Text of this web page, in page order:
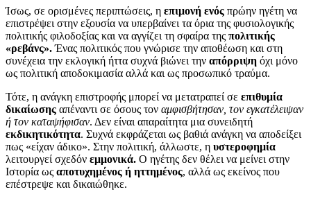
Ίσως, σε ορισμένες περιπτώσεις, η επιμονή ενός πρώην ηγέτη να
επιστρέψει στην εξουσία να υπερβαίνει τα όρια της φυσιολογικής
πολιτικής φιλοδοξίας και να αγγίζει τη σφαίρα της πολιτικής
«ρεβάνς».Ένας πολιτικός που γνώρισε την αποθέωση και στη
συνέχεια την εκλογική ήττα συχνά βιώνει την απόρριψη όχι μόνο
ως πολιτική αποδοκιμασία αλλά και ως προσωπικό τραύμα.
Τότε, η ανάγκη επιστροφής μπορεί να μετατραπεί σε επιθυμία
δικαίωσης απέναντι σε όσους τον αμφισβήτησαν, τον εγκατέλειψαν
ή τον καταψήφισαν. Δεν είναι απαραίτητα μια συνειδητή
εκδικητικότητα. Συχνά εκφράζεται ως βαθιά ανάγκη να αποδείξει
πως «είχαν άδικο». Στην πολιτική, άλλωστε, η υστεροφημία
λειτουργεί σχεδόν εμμονικά. Ο ηγέτης δεν θέλει να μείνει στην
Ιστορία ως αποτυχημένος ή ηττημένος, αλλά ως εκείνος που
επέστρεψε και δικαιώθηκε.